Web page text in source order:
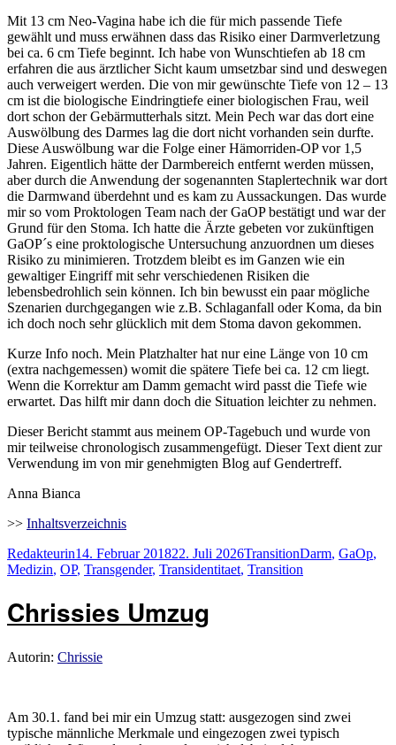
Mit 13 cm Neo-Vagina habe ich die für mich passende Tiefe
gewählt und muss erwähnen dass das Risiko einer Darmverletzung
bei ca. 6 cm Tiefe beginnt. Ich habe von Wunschtiefen ab 18 cm
erfahren die aus ärztlicher Sicht kaum umsetzbar sind und deswegen
auch verweigert werden. Die von mir gewünschte Tiefe von 12 – 13
cm ist die biologische Eindringtiefe einer biologischen Frau, weil
dort schon der Gebärmutterhals sitzt. Mein Pech war das dort eine
Auswölbung des Darmes lag die dort nicht vorhanden sein durfte.
Diese Auswölbung war die Folge einer Hämorriden-OP vor 1,5
Jahren. Eigentlich hätte der Darmbereich entfernt werden müssen,
aber durch die Anwendung der sogenannten Staplertechnik war dort
die Darmwand überdehnt und es kam zu Aussackungen. Das wurde
mir so vom Proktologen Team nach der GaOP bestätigt und war der
Grund für den Stoma. Ich hatte die Ärzte gebeten vor zukünftigen
GaOP´s eine proktologische Untersuchung anzuordnen um dieses
Risiko zu minimieren. Trotzdem bleibt es im Ganzen wie ein
gewaltiger Eingriff mit sehr verschiedenen Risiken die
lebensbedrohlich sein können. Ich bin bewusst ein paar mögliche
Szenarien durchgegangen wie z.B. Schlaganfall oder Koma, da bin
ich doch noch sehr glücklich mit dem Stoma davon gekommen.
Kurze Info noch. Mein Platzhalter hat nur eine Länge von 10 cm
(extra nachgemessen) womit die spätere Tiefe bei ca. 12 cm liegt.
Wenn die Korrektur am Damm gemacht wird passt die Tiefe wie
erwartet. Das hilft mir dann doch die Situation leichter zu nehmen.
Dieser Bericht stammt aus meinem OP-Tagebuch und wurde von
mir teilweise chronologisch zusammengefügt. Dieser Text dient zur
Verwendung im von mir genehmigten Blog auf Gendertreff.
Anna Bianca
>> Inhaltsverzeichnis
Autor
RedakteurinVeröffentlicht
am
14. Februar 201822. Juli 2026Kategorien
TransitionSchlagwörter
Darm, GaOp,
Medizin, OP, Transgender, Transidentitaet, Transition
Chrissies Umzug
Autorin: Chrissie
Am 30.1. fand bei mir ein Umzug statt: ausgezogen sind zwei
typische männliche Merkmale und eingezogen zwei typisch